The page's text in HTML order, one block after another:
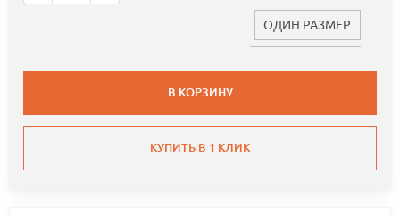
ОДИН РАЗМЕР
В КОРЗИНУ
КУПИТЬ В 1 КЛИК